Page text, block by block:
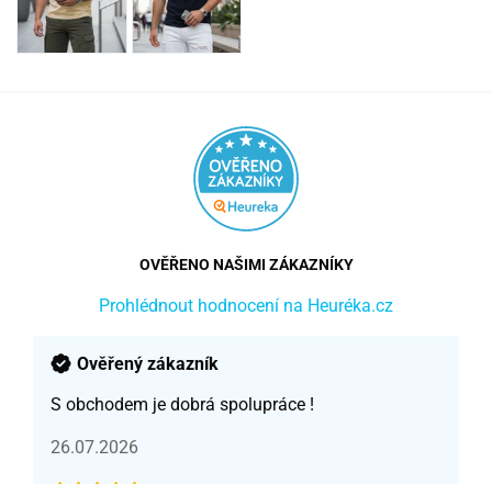
OVĚŘENO NAŠIMI ZÁKAZNÍKY
Prohlédnout hodnocení na Heuréka.cz
Ověřený zákazník
S obchodem je dobrá spolupráce !
26.07.2026